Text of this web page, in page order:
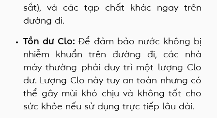
sắt), và các tạp chất khác ngay trên
đường đi.
Tồn dư Clo: Để đảm bảo nước không bị
nhiễm khuẩn trên đường đi, các nhà
máy thường phải duy trì một lượng Clo
dư. Lượng Clo này tuy an toàn nhưng có
thể gây mùi khó chịu và không tốt cho
sức khỏe nếu sử dụng trực tiếp lâu dài.